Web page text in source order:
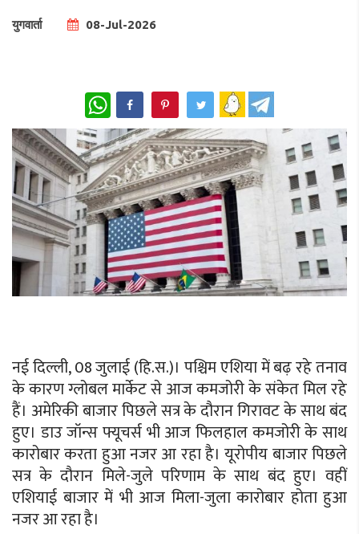
युगवार्ता 08-Jul-2026
WhatsApp
नई दिल्ली, 08 जुलाई (हि.स.)। पश्चिम एशिया में बढ़ रहे तनाव
के कारण ग्लोबल मार्केट से आज कमजोरी के संकेत मिल रहे
हैं। अमेरिकी बाजार पिछले सत्र के दौरान गिरावट के साथ बंद
हुए। डाउ जॉन्स फ्यूचर्स भी आज फिलहाल कमजोरी के साथ
कारोबार करता हुआ नजर आ रहा है। यूरोपीय बाजार पिछले
सत्र के दौरान मिले-जुले परिणाम के साथ बंद हुए। वहीं
एशियाई बाजार में भी आज मिला-जुला कारोबार होता हुआ
नजर आ रहा है।